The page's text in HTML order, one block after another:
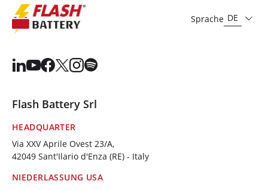
Sprache DE
Flash Battery Srl
HEADQUARTER
Via XXV Aprile Ovest 23/A,
42049 Sant'Ilario d'Enza (RE) - Italy
NIEDERLASSUNG USA